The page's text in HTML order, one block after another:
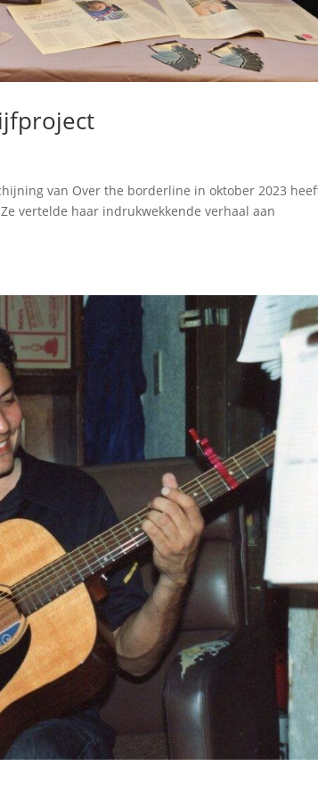
van Over the borderline in oktober 2023
vertelde haar indrukwekkende verhaal aan